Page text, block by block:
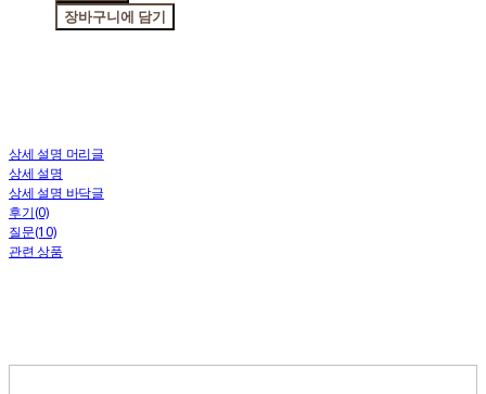
장바구니에 담기
상세 설명 머리글
상세 설명
상세 설명 바닥글
후기(0)
질문(10)
관련 상품